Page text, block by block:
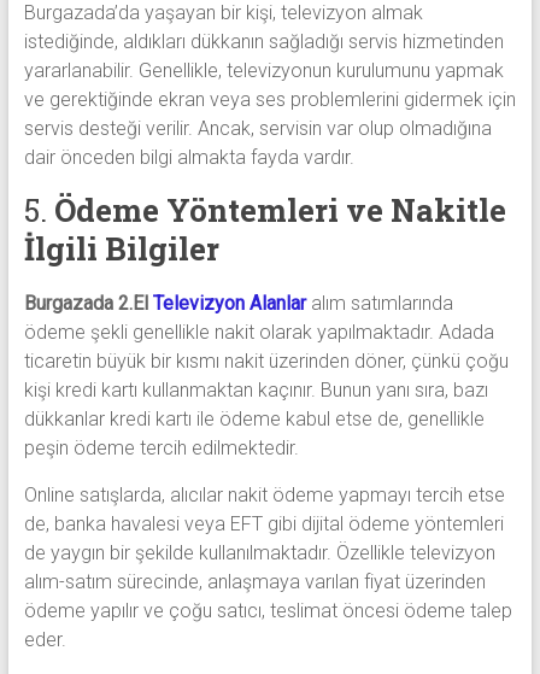
Burgazada’da yaşayan bir kişi, televizyon almak
istediğinde, aldıkları dükkanın sağladığı servis hizmetinden
yararlanabilir. Genellikle, televizyonun kurulumunu yapmak
ve gerektiğinde ekran veya ses problemlerini gidermek için
servis desteği verilir. Ancak, servisin var olup olmadığına
dair önceden bilgi almakta fayda vardır.
5. Ödeme Yöntemleri ve Nakitle
İlgili Bilgiler
Burgazada 2.El Televizyon Alanlaralım satımlarında
ödeme şekli genellikle nakit olarak yapılmaktadır. Adada
ticaretin büyük bir kısmı nakit üzerinden döner, çünkü çoğu
kişi kredi kartı kullanmaktan kaçınır. Bunun yanı sıra, bazı
dükkanlar kredi kartı ile ödeme kabul etse de, genellikle
peşin ödeme tercih edilmektedir.
Online satışlarda, alıcılar nakit ödeme yapmayı tercih etse
de, banka havalesi veya EFT gibi dijital ödeme yöntemleri
de yaygın bir şekilde kullanılmaktadır. Özellikle televizyon
alım-satım sürecinde, anlaşmaya varılan fiyat üzerinden
ödeme yapılır ve çoğu satıcı, teslimat öncesi ödeme talep
eder.